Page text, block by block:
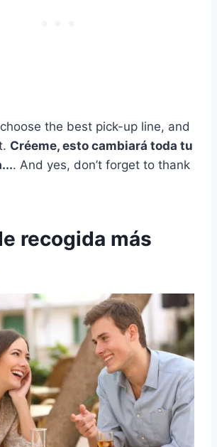
the best pick-up line, and
Créeme, esto cambiará toda tu
. And yes, don’t forget to thank
recogida más